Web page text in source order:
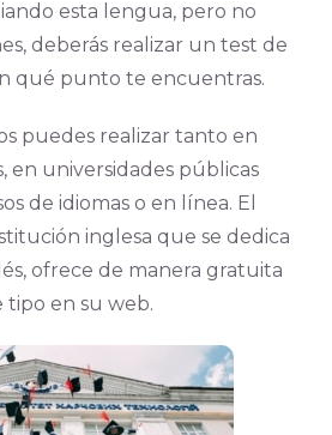
esta lengua, pero no
deberás realizar un test de
qué punto te encuentras.
puedes realizar tanto en
en universidades públicas
de idiomas o en línea. El
inglesa que se dedica
ofrece de manera gratuita
en su web.